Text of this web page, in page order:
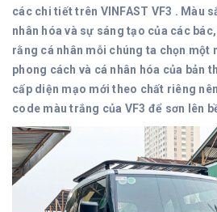
các chi tiết trên VINFAST VF3 . Màu
nhân hóa và sự sáng tạo của các
rằng cá nhân mỗi chúng ta chọn một
phong cách và cá nhân hóa của bản
cấp diện mạo mới theo chất riêng
code màu trắng của VF3 để sơn lên